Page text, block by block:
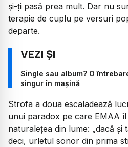
și-ți pasă prea mult. Dar nu
terapie de cuplu pe versuri
departe.
Single sau album? O
singur în mașină
Strofa a doua escaladează
unui paradox pe care EMAA
naturalețea din lume: „dacă și
deci, urletul sonor din prima